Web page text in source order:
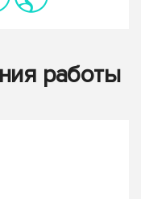
работы